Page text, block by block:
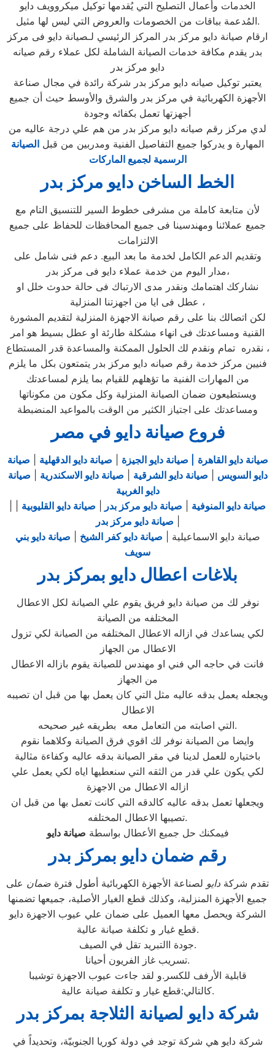
الخدمات وأعمال التصليح التي يُقدمها توكيل ميكروويف دايو
المُدعمة بباقات من الخصومات والعروض التي ليس لها مثيل.
ارقام صيانة دايو مركز بدر المركز الرئيسي لـصيانة دايو فى مركز
بدر يقدم مكافة خدمات الصيانة الشاملة لكل عملاء رقم صيانه
دايو مركز بدر
يعتبر توكيل صيانه دايو مركز بدر شركة رائدة في مجال صناعة
الأجهزة الكهربائية في مركز بدر والشرق والأوسط حيث أن جميع
أجهزتها تعمل بكفائه وجودة
لدي مركز رقم صيانه دايو مركز بدر من هم علي درجة عاليه من
المهارة و يدركوا جميع التفاصيل الفنية ومدربين من قبل الصيانة
الرسمية لجميع الماركات
الخط الساخن دايو مركز بدر
لأن متابعة كاملة من مشرفى خطوط السير للتنسيق التام مع
جميع عملائنا ومهندسينا فى جميع المحافظات للحفاظ على جميع
الالتزامات
وتقديم الدعم الكامل لخدمة ما بعد البيع. دعم فنى شامل على
مدار اليوم من خدمة عملاء دايو فى مركز بدر،
نشاركك اهتمامك ونقدر مدى الارتباك فى حالة حدوث خلل او
عطل فى ايا من اجهزتنا المنزلية ،
لكن اتصالك بنا على رقم صيانة الاجهزة المنزلية لتقديم المشورة
القنية ومساعدتك فى انهاء مشكلة طارئة او عطل بسيط هو امر
نقدره تمام ونقدم لك الحلول الممكنة والمساعدة قدر المستطاع ،
فنيين مركز خدمة رقم صيانه دايو مركز بدر يتمتعون بكل ما يلزم
من المهارات الفنية ما تؤهلهم للقيام بما يلزم لمساعدتك
ويستطيعون ضمان الصيانة المنزلية وكل مكون من مكوناتها
ومساعدتك على اجتياز الكثير من الوقت بالمواعيد المنضبطة
فروع صيانة دايو في مصر
صيانة دايو القاهرة | صيانة دايو الجيزة صيانة دايو الدقهلية
صيانة
دايو السويس
صيانة دايو الشرقية صيانة دايو الاسكندرية
صيانة
دايو الغربية
صيانة دايو المنوفية صيانة دايو مركز بدر صيانة دايو القليوبية
صيانة دايو مركز بدر
صيانة دايو الاسماعيلية | صيانة دايو كفر الشيخ
صيانة دايو بني
سويف
بلاغات اعطال دايو بمركز بدر
نوفر لك من صيانة دايو فريق يقوم علي الصيانة لكل الاعطال
المختلفه من الصيانة
لكي يساعدك في ازاله الاعطال المختلفه من الصيانة لكي تزول
الاعطال من الجهاز
فانت في حاجه الي فني او مهندس للصيانة يقوم بازاله الاعطال
من الجهاز
ويجعله يعمل بدقه عاليه مثل التي كان يعمل بها من قبل ان تصيبه
الاعطال
التي اصابته من التعامل معه بطريقه غير صحيحه.
وايضا من الصيانة نوفر لك اقوي فرق الصيانة وكلاهما نقوم
باختياره للعمل لدينا في مقر الصيانة بدقه عاليه وكفاءة مثالية
لكي يكون علي قدر من الثقه التي سنعطيها اياه لكي يعمل علي
ازاله الاعطال من الاجهزة
ويجعلها تعمل بدقه عاليه كالدقه التي كانت تعمل بها من قبل ان
تصيبها الاعطال المختلفه.
فيمكنك حل جميع الأعطال بواسطة صيانة دايو
رقم ضمان دايو بمركز بدر
تقدم شركة دايو لصناعة الأجهزة الكهربائية أطول فترة ضمان على
جميع الأجهزة المنزلية، وكذلك قطع الغيار الأصلية، جميعها تضمنها
الشركة ويحصل معها العميل على ضمان علي عيوب الاجهزة دايو
قطع غيار و تكلفة صيانة عالية.
جودة االتبريد تقل في الصيف.
تسريب غاز الفريون أحيانا.
قابلية الأرفف للكسر.و لقد جاءت عيوب الاجهزة توشيبا
كالتالي:قطع غيار و تكلفة صيانة عالية.
شركة دايو لصيانة الثلاجة بمركز بدر
شركة دايو هي شركة توجد في دولة كوريا الجنوبيّة، وتحديداً في